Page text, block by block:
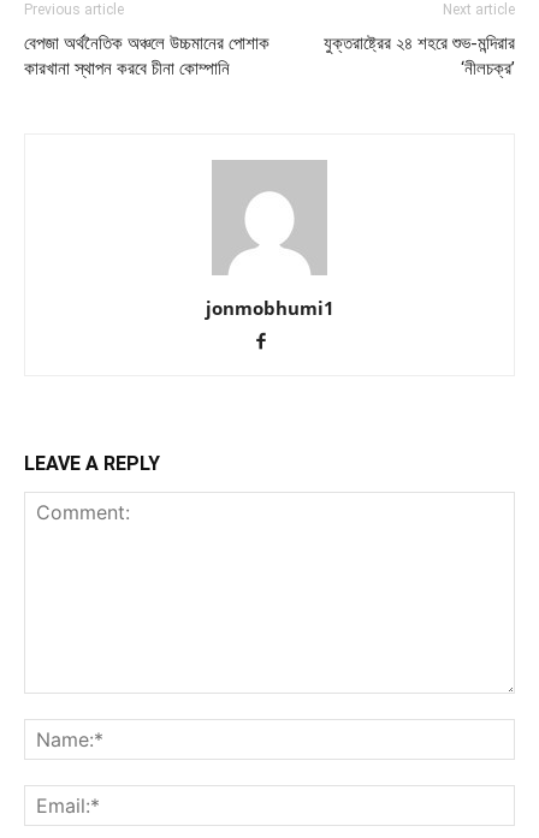
Previous article
বেপজা অর্থনৈতিক অঞ্চলে উচ্চমানের পোশাক
কারখানা স্থাপন করবে চীনা কোম্পানি
Next article
যুক্তরাষ্ট্রের ২৪ শহরে শুভ-মন্দিরার
‘নীলচক্র’
jonmobhumi1
LEAVE A REPLY